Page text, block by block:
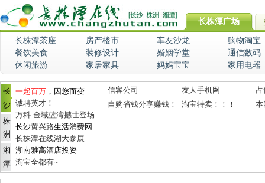
长株潭广场
长株潭茶座 房产楼市 车友沙龙
购物淘宝
餐饮美食
装修设计 婚姻学堂
通信数码
休闲旅游
家居家具 妈妈宝宝 家用电器
长
沙
株
洲
湘
潭
一起百万 ，因您而变
诚聘英才！
万科·金域蓝湾撼世登场
长沙黄兴路生活消费网
长株潭在线湖大参展
湖南雅高酒店投资
淘宝全都有~
信客公司 友人手机网
占
自购省钱分享赚钱！
淘宝特卖！！！ 本